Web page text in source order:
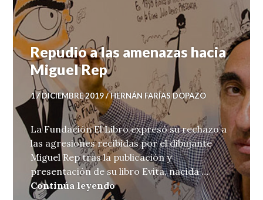
Repudio a las amenazas hacia
Miguel Rep
17 DICIEMBRE 2019 HERNÁN FARÍAS DOPAZO
La Fundación El Libro expresó su rechazo a
las agresiones recibidas por el dibujante
Miguel Rep tras la publicación y
presentación de su libro Evita, nacida …
Continúa leyendoRepudio a las amenazas hacia